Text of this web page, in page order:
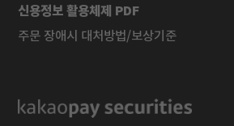
신용정보 활용체제 PDF
주문 장애시 대처방법/보상기준